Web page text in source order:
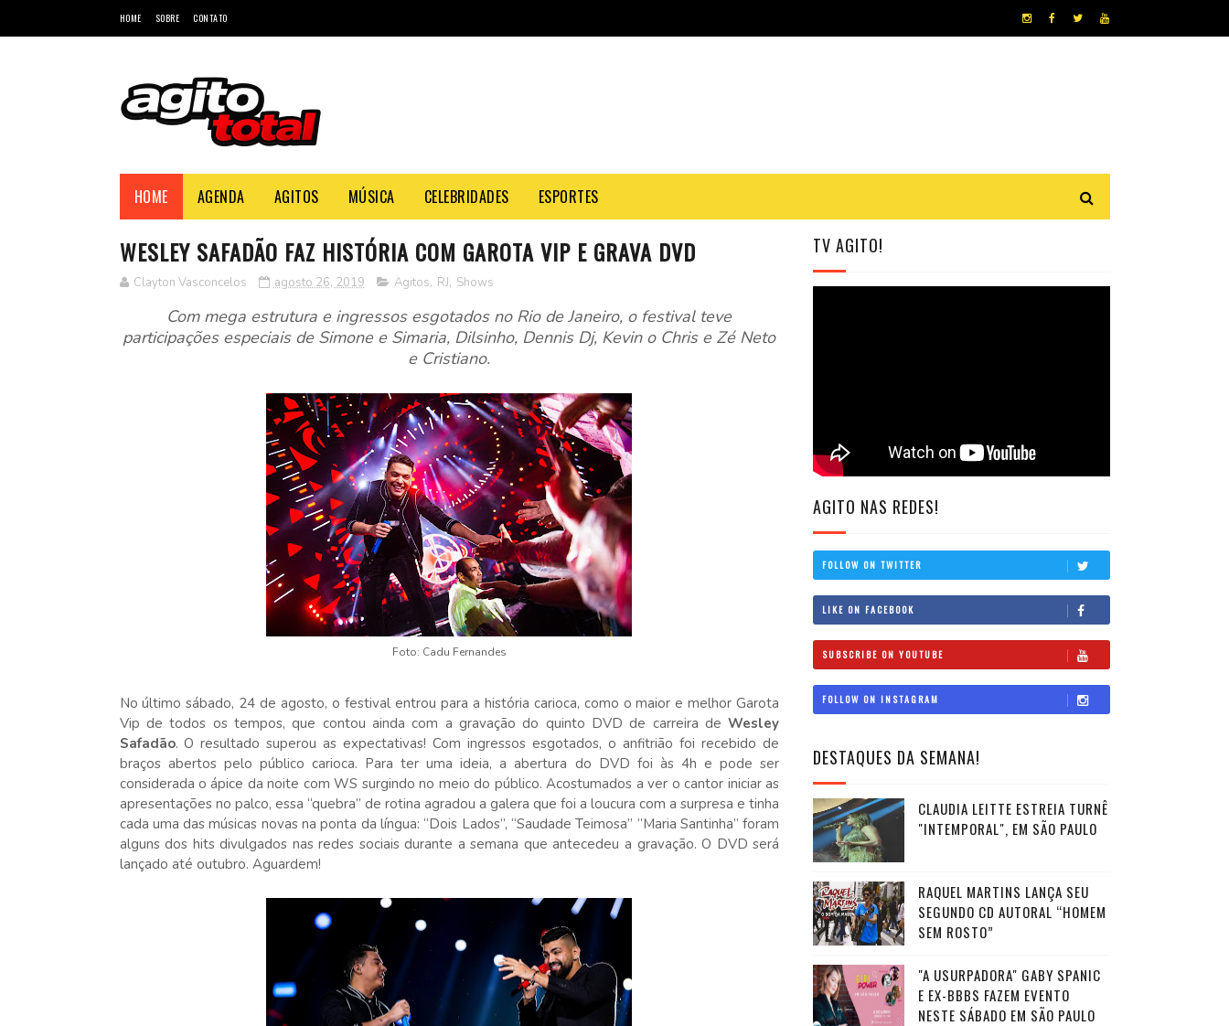
HOME SOBRE CONTATO
HOME AGENDA AGITOS MÚSICA CELEBRIDADES ESPORTES
WESLEY SAFADÃO FAZ HISTÓRIA COM GAROTA VIP E GRAVA DVD
Clayton Vasconcelos agosto 26, 2019 Agitos, RJ, Shows
Com mega estrutura e ingressos esgotados no Rio de Janeiro, o festival teve
participações especiais de Simone e Simaria, Dilsinho, Dennis Dj, Kevin o Chris e Zé Neto
e Cristiano.
Foto: Cadu Fernandes
No último sábado, 24 de agosto, o festival entrou para a história carioca, como o maior e melhor Garota
Vip de todos os tempos, que contou ainda com a gravação do quinto DVD de carreira deWesley
Safadão. O resultado superou as expectativas! Com ingressos esgotados, o anfitrião foi recebido de
braços abertos pelo público carioca. Para ter uma ideia, a abertura do DVD foi às 4h e pode ser
considerada o ápice da noite com WS surgindo no meio do público. Acostumados a ver o cantor iniciar as
apresentações no palco, essa “quebra” de rotina agradou a galera que foi a loucura com a surpresa e tinha
cada uma das músicas novas na ponta da língua: “Dois Lados”, “Saudade Teimosa” “Maria Santinha” foram
alguns dos hits divulgados nas redes sociais durante a semana que antecedeu a gravação. O DVD será
lançado até outubro. Aguardem!
TV AGITO!
AGITO NAS REDES!
FOLLOW ON TWITTER
LIKE ON FACEBOOK
SUBSCRIBE ON YOUTUBE
FOLLOW ON INSTAGRAM
DESTAQUES DA SEMANA!
CLAUDIA LEITTE ESTREIA TURNÊ
"INTEMPORAL", EM SÃO PAULO
RAQUEL MARTINS LANÇA SEU
SEGUNDO CD AUTORAL “HOMEM
SEM ROSTO”
"A USURPADORA" GABY SPANIC
E EX-BBBS FAZEM EVENTO
NESTE SÁBADO EM SÃO PAULO